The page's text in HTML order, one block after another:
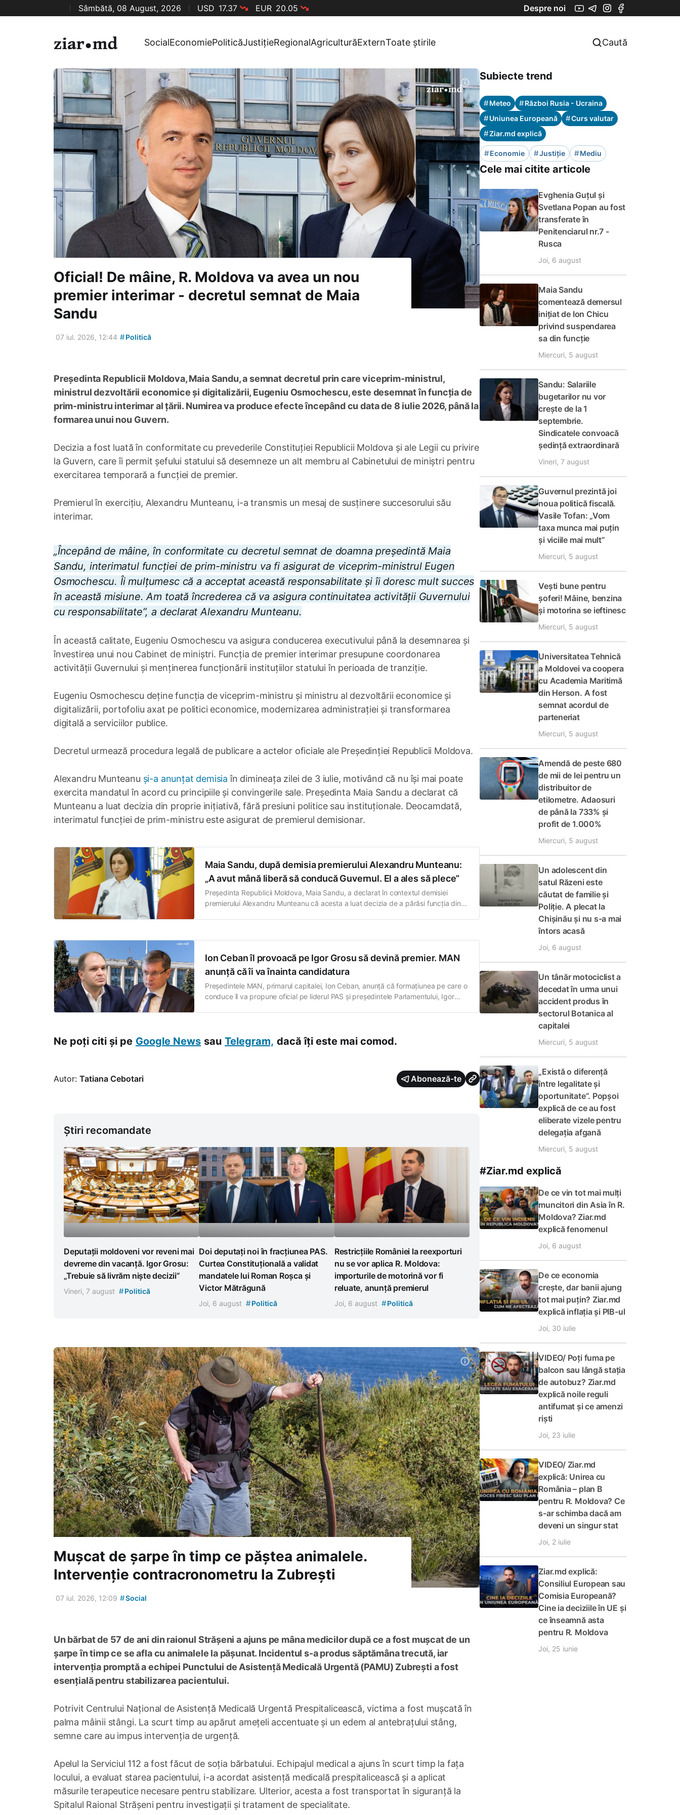
Sâmbătă, 08 August, 2026 USD 17.37 EUR 20.05 Despre noi
SocialEconomiePoliticăJustițieRegionalAgriculturăExternToate știrile Caută
Oficial! De mâine, R. Moldova va avea un nou
premier interimar - decretul semnat de Maia
Sandu
07 iul. 2026, 12:44 #Politică
Președinta Republicii Moldova, Maia Sandu, a semnat decretul prin care viceprim-ministrul,
ministrul dezvoltării economice și digitalizării, Eugeniu Osmochescu, este desemnat în funcția de
prim-ministru interimar al țării. Numirea va produce efecte începând cu data de 8 iulie 2026, până la
formarea unui nou Guvern.
Decizia a fost luată în conformitate cu prevederile Constituției Republicii Moldova și ale Legii cu privire
la Guvern, care îi permit șefului statului să desemneze un alt membru al Cabinetului de miniștri pentru
exercitarea temporară a funcției de premier.
Premierul în exercițiu, Alexandru Munteanu, i-a transmis un mesaj de susținere succesorului său
interimar.
„Începând de mâine, în conformitate cu decretul semnat de doamna președintă Maia
Sandu, interimatul funcției de prim-ministru va fi asigurat de viceprim-ministrul Eugen
Osmochescu. Îi mulțumesc că a acceptat această responsabilitate și îi doresc mult succes
în această misiune. Am toată încrederea că va asigura continuitatea activității Guvernului
cu responsabilitate”, a declarat Alexandru Munteanu.
În această calitate, Eugeniu Osmochescu va asigura conducerea executivului până la desemnarea și
învestirea unui nou Cabinet de miniștri. Funcția de premier interimar presupune coordonarea
activității Guvernului și menținerea funcționării instituțiilor statului în perioada de tranziție.
Eugeniu Osmochescu deține funcția de viceprim-ministru și ministru al dezvoltării economice și
digitalizării, portofoliu axat pe politici economice, modernizarea administrației și transformarea
digitală a serviciilor publice.
Decretul urmează procedura legală de publicare a actelor oficiale ale Președinției Republicii Moldova.
Alexandru Munteanu și-a anunțat demisiaîn dimineața zilei de 3 iulie, motivând că nu își mai poate
exercita mandatul în acord cu principiile și convingerile sale. Președinta Maia Sandu a declarat că
Munteanu a luat decizia din proprie inițiativă, fără presiuni politice sau instituționale. Deocamdată,
interimatul funcției de prim-ministru este asigurat de premierul demisionar.
Maia Sandu, după demisia premierului Alexandru Munteanu:
„A avut mână liberă să conducă Guvernul. El a ales să plece”
Președinta Republicii Moldova, Maia Sandu, a declarat în contextul demisiei
premierului Alexandru Munteanu că acesta a luat decizia de a părăsi funcția din
Ion Ceban îl provoacă pe Igor Grosu să devină premier. MAN
anunță că îi va înainta candidatura
Președintele MAN, primarul capitalei, Ion Ceban, anunță că formațiunea pe care o
conduce îl va propune oficial pe liderul PAS și președintele Parlamentului, Igor
Ne poți citi și pe Google News sau Telegram, dacă îți este mai comod.
Autor: Tatiana Cebotari Abonează-te
Știri recomandate
Deputații moldoveni vor reveni mai
devreme din vacanță. Igor Grosu:
„Trebuie să livrăm niște decizii”
Vineri, 7 august #Politică
Doi deputați noi în fracțiunea PAS.
Curtea Constituțională a validat
mandatele lui Roman Roșca și
Victor Mătrăgună
Joi, 6 august #Politică
Restricțiile României la reexporturi
nu se vor aplica R. Moldova:
importurile de motorină vor fi
reluate, anunță premierul
Joi, 6 august #Politică
Mușcat de șarpe în timp ce păștea animalele.
Intervenție contracronometru la Zubrești
07 iul. 2026, 12:09 #Social
Un bărbat de 57 de ani din raionul Strășeni a ajuns pe mâna medicilor după ce a fost mușcat de un
șarpe în timp ce se afla cu animalele la pășunat. Incidentul s-a produs săptămâna trecută, iar
intervenția promptă a echipei Punctului de Asistență Medicală Urgentă (PAMU) Zubrești a fost
esențială pentru stabilizarea pacientului.
Potrivit Centrului Național de Asistență Medicală Urgentă Prespitalicească, victima a fost mușcată în
palma mâinii stângi. La scurt timp au apărut amețeli accentuate și un edem al antebrațului stâng,
semne care au impus intervenția de urgență.
Apelul la Serviciul 112 a fost făcut de soția bărbatului. Echipajul medical a ajuns în scurt timp la fața
locului, a evaluat starea pacientului, i-a acordat asistență medicală prespitalicească și a aplicat
măsurile terapeutice necesare pentru stabilizare. Ulterior, acesta a fost transportat în siguranță la
Spitalul Raional Strășeni pentru investigații și tratament de specialitate.
Subiecte trend
#Meteo #Război Rusia - Ucraina
#Uniunea Europeană #Curs valutar
#Ziar.md explică
#Economie #Justiție #Mediu
Cele mai citite articole
Evghenia Guțul și
Svetlana Popan au fost
transferate în
Penitenciarul nr.7 -
Rusca
Joi, 6 august
Maia Sandu
comentează demersul
inițiat de Ion Chicu
privind suspendarea
sa din funcție
Miercuri, 5 august
Sandu: Salariile
bugetarilor nu vor
crește de la 1
septembrie.
Sindicatele convoacă
ședință extraordinară
Vineri, 7 august
Guvernul prezintă joi
noua politică fiscală.
Vasile Tofan: „Vom
taxa munca mai puțin
și viciile mai mult”
Miercuri, 5 august
Vești bune pentru
șoferi! Mâine, benzina
și motorina se ieftinesc
Miercuri, 5 august
Universitatea Tehnică
a Moldovei va coopera
cu Academia Maritimă
din Herson. A fost
semnat acordul de
parteneriat
Miercuri, 5 august
Amendă de peste 680
de mii de lei pentru un
distribuitor de
etilometre. Adaosuri
de până la 733% și
profit de 1.000%
Miercuri, 5 august
Un adolescent din
satul Răzeni este
căutat de familie și
Poliție. A plecat la
Chișinău și nu s-a mai
întors acasă
Joi, 6 august
Un tânăr motociclist a
decedat în urma unui
accident produs în
sectorul Botanica al
capitalei
Miercuri, 5 august
„Există o diferență
între legalitate și
oportunitate”. Popșoi
explică de ce au fost
eliberate vizele pentru
delegația afgană
Miercuri, 5 august
#Ziar.md explică
De ce vin tot mai mulți
muncitori din Asia în R.
Moldova? Ziar.md
explică fenomenul
Joi, 6 august
De ce economia
crește, dar banii ajung
tot mai puțin? Ziar.md
explică inflația și PIB-ul
Joi, 30 iulie
VIDEO/ Poți fuma pe
balcon sau lângă stația
de autobuz? Ziar.md
explică noile reguli
antifumat și ce amenzi
riști
Joi, 23 iulie
VIDEO/ Ziar.md
explică: Unirea cu
România – plan B
pentru R. Moldova? Ce
s-ar schimba dacă am
deveni un singur stat
Joi, 2 iulie
Ziar.md explică:
Consiliul European sau
Comisia Europeană?
Cine ia deciziile în UE și
ce înseamnă asta
pentru R. Moldova
Joi, 25 iunie